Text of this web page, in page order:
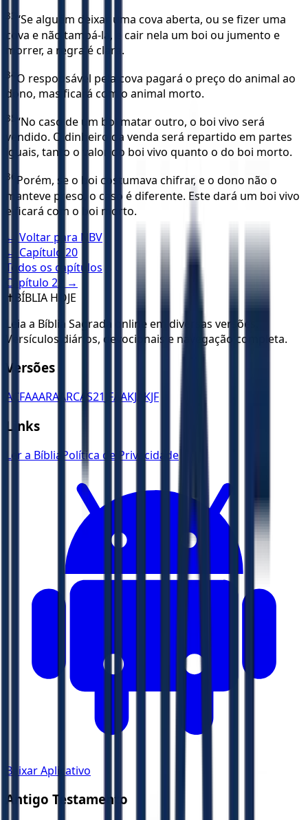
33 “Se alguém deixar uma cova aberta, ou se fizer uma
cova e não tampá-la, e cair nela um boi ou jumento e
morrer, a regra é clara.
34 O responsável pela cova pagará o preço do animal ao
dono, mas ficará com o animal morto.
35 “No caso de um boi matar outro, o boi vivo será
vendido. O dinheiro da venda será repartido em partes
iguais, tanto o valor do boi vivo quanto o do boi morto.
36 Porém, se o boi costumava chifrar, e o dono não o
manteve preso, o caso é diferente. Este dará um boi vivo
e ficará com o boi morto.
← Voltar para NBV
← Capítulo 20
Todos os capítulos
Capítulo 22
→
✝️ BÍBLIA HOJE
Leia a Bíblia Sagrada online em diversas versões.
Versículos diários, devocionais e navegação completa.
Versões
ACFAAARA ARCAS21 JFAAKJA KJF
Links
Ler a Bíblia Política de Privacidade
Baixar Aplicativo
Antigo Testamento